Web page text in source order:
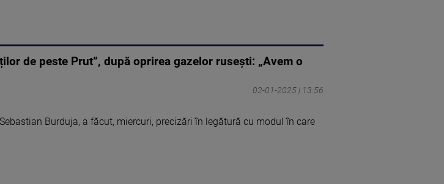
de peste Prut”, după oprirea gazelor ruseşti: „Avem o
02-01-2025 | 13:56
Burduja, a făcut, miercuri, precizări în legătură cu modul în care